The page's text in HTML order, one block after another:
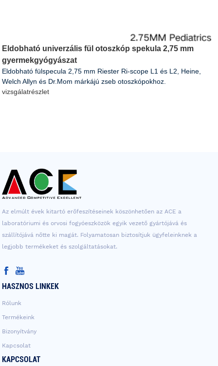
Eldobható univerzális fül otoszkóp spekula 2,75 mm
gyermekgyógyászat
Eldobható fülspecula 2,75 mm Riester Ri-scope L1 és L2, Heine,
Welch Allyn és Dr.Mom márkájú zseb otoszkópokhoz.
vizsgálatrészlet
Az elmúlt évek kitartó erőfeszítéseinek köszönhetően az ACE a
laboratóriumi és orvosi fogyóeszközök egyik vezető gyártójává és
szállítójává nőtte ki magát. Folyamatosan biztosítjuk ügyfeleinknek a
legjobb termékeket és szolgáltatásokat.
HASZNOS LINKEK
Rólunk
Termékeink
Bizonyítvány
Kapcsolat
KAPCSOLAT